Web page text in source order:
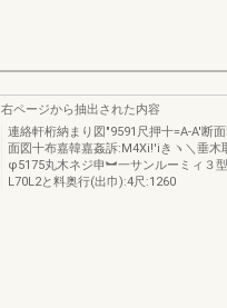
右ページから抽出された内容
連絡軒桁納まり図"9591尺押十=A‐A′
面図十布嘉韓嘉姦訴:M4Xi!′iきヽ＼垂
φ5175丸木ネジ申︼一サンルーミィ３
L70L2と料奥行(出巾):4尺:1260